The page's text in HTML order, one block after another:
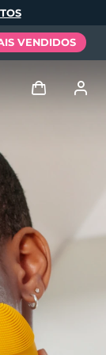
VENDIDOS
de usuário
aparelhos
pedidos
endereços
中文